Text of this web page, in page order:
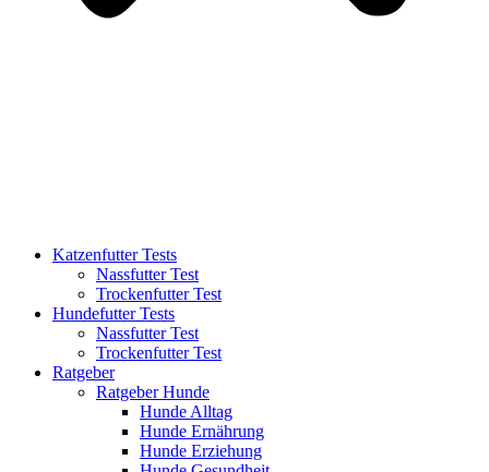
Katzenfutter Tests
Nassfutter Test
Trockenfutter Test
Hundefutter Tests
Nassfutter Test
Trockenfutter Test
Ratgeber
Ratgeber Hunde
Hunde Alltag
Hunde Ernährung
Hunde Erziehung